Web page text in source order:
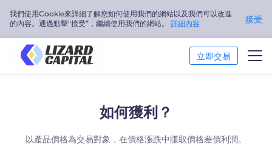
我們使用Cookie來詳細了解您如何使用我們的網站以及我們可以改進
的內容。通過點擊“接受”，繼續使用我們的網站。 詳細內容 接受
立即交易
如何獲利？
以產品價格為交易對象，在價格漲跌中賺取價格差價利潤。